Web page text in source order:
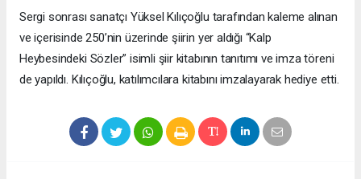
Sergi sonrası sanatçı Yüksel Kılıçoğlu tarafından kaleme alınan
ve içerisinde 250’nin üzerinde şiirin yer aldığı “Kalp
Heybesindeki Sözler” isimli şiir kitabının tanıtımı ve imza töreni
de yapıldı. Kılıçoğlu, katılımcılara kitabını imzalayarak hediye etti.